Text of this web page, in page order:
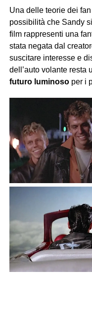
Una delle teorie dei
possibilità che Sandy
film rappresenti una
stata negata dal
suscitare interesse e
dell’auto volante resta
futuro luminosoper i